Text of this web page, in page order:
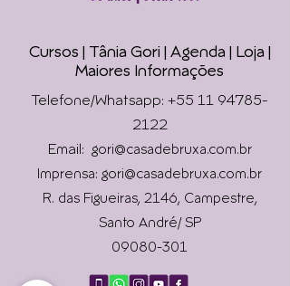
Faça seu Ritual
Online !
Envie
Cursos | Tânia Gori | Agenda | Loja |
Maiores Informações
Telefone/Whatsapp: +55 11 94785-
2122
Email: gori@casadebruxa.com.br
Imprensa: gori@casadebruxa.com.br
R. das Figueiras, 2146, Campestre,
Santo André/ SP
09080-301